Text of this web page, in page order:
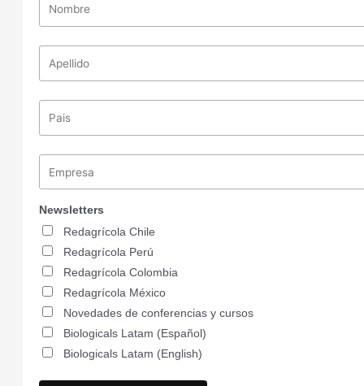
Newsletters
Redagrícola Chile
Redagrícola Perú
Redagrícola Colombia
Redagrícola México
Novedades de conferencias y cursos
Biologicals Latam (Español)
Biologicals Latam (English)